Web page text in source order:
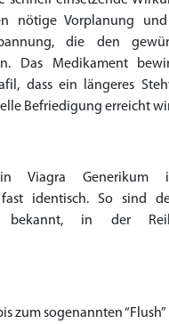
nötige Vorplanung
die den
Das Medikament
dass ein längeres
Befriedigung erreicht
Viagra
fast identisch. So sind
bekannt, in der
zum sogenannten “Flush”